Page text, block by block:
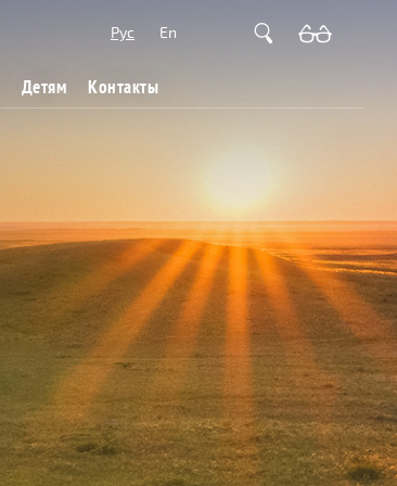
Рус En
Детям Контакты